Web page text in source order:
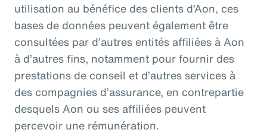
utilisation au bénéfice des clients d’Aon, ces
bases de données peuvent également être
consultées par d’autres entités affiliées à Aon
à d’autres fins, notamment pour fournir des
prestations de conseil et d’autres services à
des compagnies d’assurance, en contrepartie
desquels Aon ou ses affiliées peuvent
percevoir une rémunération.